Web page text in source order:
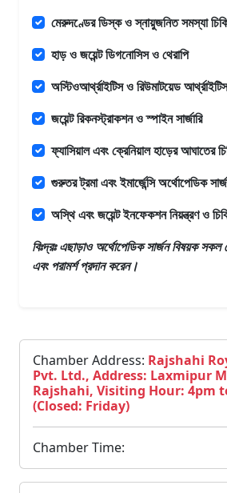
মেরুদণ্ডের ডিস্ক ও স্নায়ুজনিত সমস্যা
হাড় ও জয়েন্ট ডিগনোসিস ও থেরাপি
অস্টিওআর্থ্রাইটিস ও রিউমাটয়েড
জয়েন্ট রিকনস্ট্রাকশন ও স্পাইন সার্জারি
ফ্যাসিয়াল এবং ক্রেনিয়াল হাড়ের আঘাতের
গুরুতর ট্রমা এবং ইমার্জেন্সি অর্থোপেডিক
অস্থি এবং জয়েন্ট ইনফেকশন নিয়ন্ত্রণ ও
বিঃদ্রঃ এছাড়াওঅর্থোপেডিক সার্জনবিষয়ক সকল
এবং পরামর্শ প্রদান করেন।
Chamber Address: Rajshahi
Pvt. Ltd., Address: Laxmipur
Rajshahi, Visiting Hour: 4pm
(Closed: Friday)
Chamber Time: